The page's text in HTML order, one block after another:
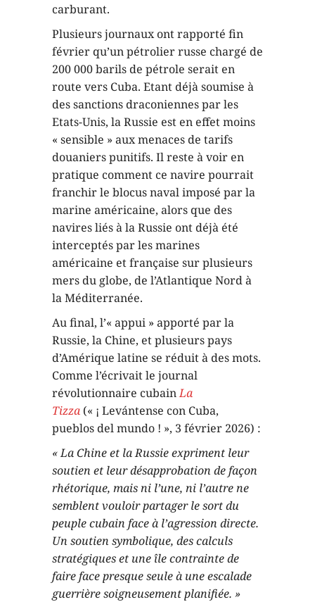
carburant.
Plusieurs journaux ont rapporté fin
février qu’un pétrolier russe chargé de
200 000 barils de pétrole serait en
route vers Cuba. Etant déjà soumise à
des sanctions draconiennes par les
Etats-Unis, la Russie est en effet moins
« sensible » aux menaces de tarifs
douaniers punitifs. Il reste à voir en
pratique comment ce navire pourrait
franchir le blocus naval imposé par la
marine américaine, alors que des
navires liés à la Russie ont déjà été
interceptés par les marines
américaine et française sur plusieurs
mers du globe, de l’Atlantique Nord à
la Méditerranée.
Au final, l’« appui » apporté par la
Russie, la Chine, et plusieurs pays
d’Amérique latine se réduit à des mots.
Comme l’écrivait le journal
révolutionnaire cubainLa
Tizza (« ¡ Levántense con Cuba,
pueblos del mundo ! », 3 février 2026) :
« La Chine et la Russie expriment leur
soutien et leur désapprobation de façon
rhétorique, mais ni l’une, ni l’autre ne
semblent vouloir partager le sort du
peuple cubain face à l’agression directe.
Un soutien symbolique, des calculs
stratégiques et une île contrainte de
faire face presque seule à une escalade
guerrière soigneusement planifiée. »